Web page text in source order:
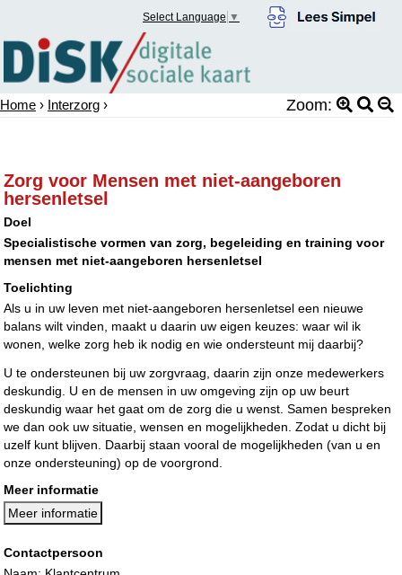
Select Language ▼
Home › Interzorg › Zoom:
Zorg voor Mensen met niet-aangeboren
hersenletsel
Doel
Specialistische vormen van zorg, begeleiding en training voor
mensen met niet-aangeboren hersenletsel
Toelichting
Als u in uw leven met niet-aangeboren hersenletsel een nieuwe
balans wilt vinden, maakt u daarin uw eigen keuzes: waar wil ik
wonen, welke zorg heb ik nodig en wie ondersteunt mij daarbij?
U te ondersteunen bij uw zorgvraag, daarin zijn onze medewerkers
deskundig. U en de mensen in uw omgeving zijn op uw beurt
deskundig waar het gaat om de zorg die u wenst. Samen bespreken
we dan ook uw situatie, wensen en mogelijkheden. Zodat u dicht bij
uzelf kunt blijven. Daarbij staan vooral de mogelijkheden (van u en
onze ondersteuning) op de voorgrond.
Meer informatie
Meer informatie
Contactpersoon